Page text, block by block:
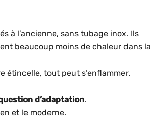
à l’ancienne, sans tubage inox. Ils
beaucoup moins de chaleur dans la
étincelle, tout peut s’enflammer.
d’adaptation.
et le moderne.